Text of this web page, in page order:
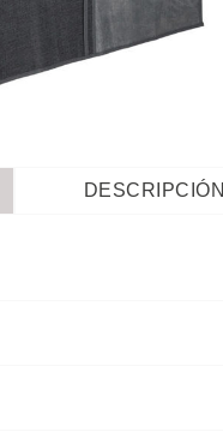
DESCRIPCIÓN